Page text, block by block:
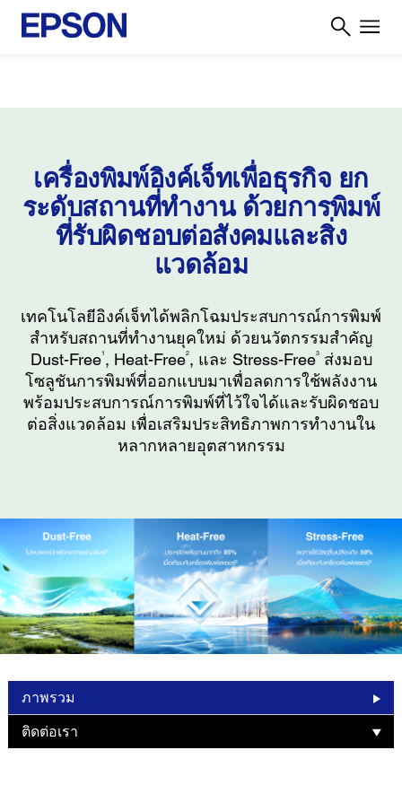
เครื่องพิมพ์อิงค์เจ็ทเพื่อธุรกิจ ยก
ระดับสถานที่ทำงาน ด้วยการพิมพ์
ที่รับผิดชอบต่อสังคมและสิ่ง
แวดล้อม
เทคโนโลยีอิงค์เจ็ทได้พลิกโฉมประสบการณ์การพิมพ์
สำหรับสถานที่ทำงานยุคใหม่ ด้วยนวัตกรรมสำคัญ
Dust-Free1 , Heat-Free2, และ Stress-Free3ส่งมอบ
โซลูชันการพิมพ์ที่ออกแบบมาเพื่อลดการใช้พลังงาน
พร้อมประสบการณ์การพิมพ์ที่ไว้ใจได้และรับผิดชอบ
ต่อสิ่งแวดล้อม เพื่อเสริมประสิทธิภาพการทำงานใน
หลากหลายอุตสาหกรรม
ภาพรวม
ติดต่อเรา